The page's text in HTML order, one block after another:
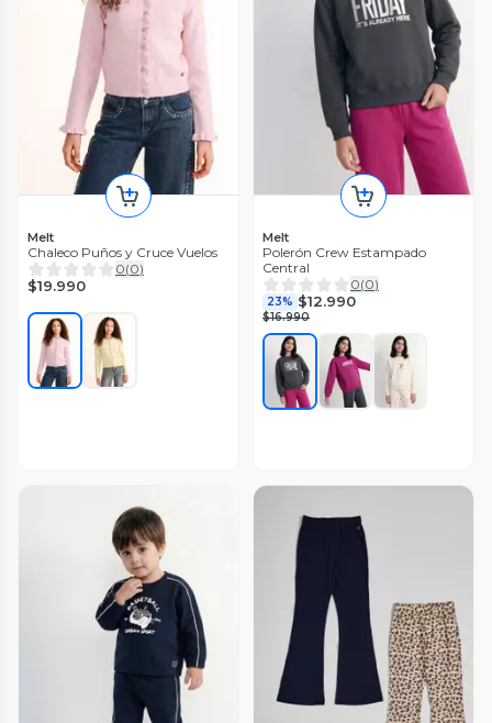
Melt
Chaleco Puños y Cruce Vuelos
0(0)
$19.990
Melt
Polerón Crew Estampado
Central
0(0)
23% $12.990
$16.990